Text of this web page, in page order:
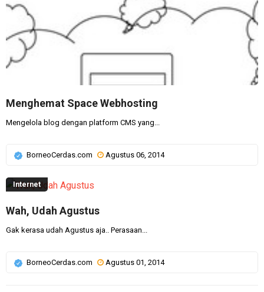
Menghemat Space Webhosting
Mengelola blog dengan platform CMS yang...
BorneoCerdas.com Agustus 06, 2014
Wah, Udah Agustus
Internet
Gak kerasa udah Agustus aja.. Perasaan...
BorneoCerdas.com Agustus 01, 2014